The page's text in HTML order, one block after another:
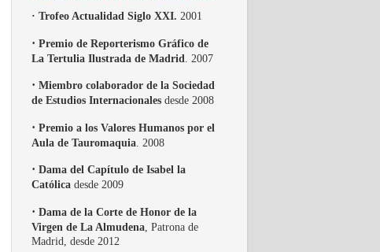
· Trofeo Actualidad Siglo XXI. 2001
· Premio de Reporterismo Gráfico de
La Tertulia Ilustrada de Madrid . 2007
· Miembro colaborador de la Sociedad
de Estudios Internacionales desde 2008
· Premio a los Valores Humanos por el
Aula de Tauromaquia . 2008
· Dama del Capítulo de Isabel la
Católica desde 2009
· Dama de la Corte de Honor de la
Virgen de La Almudena , Patrona de
Madrid, desde 2012